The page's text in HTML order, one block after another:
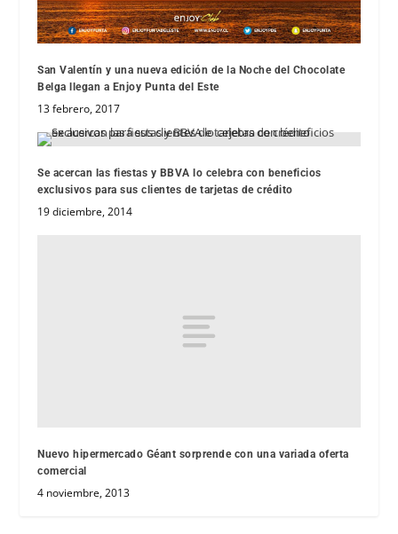
San Valentín y una nueva edición de la Noche del Chocolate
Belga llegan a Enjoy Punta del Este
13 febrero, 2017
Se acercan las fiestas y BBVA lo celebra con beneficios
exclusivos para sus clientes de tarjetas de crédito
19 diciembre, 2014
Nuevo hipermercado Géant sorprende con una variada oferta
comercial
4 noviembre, 2013